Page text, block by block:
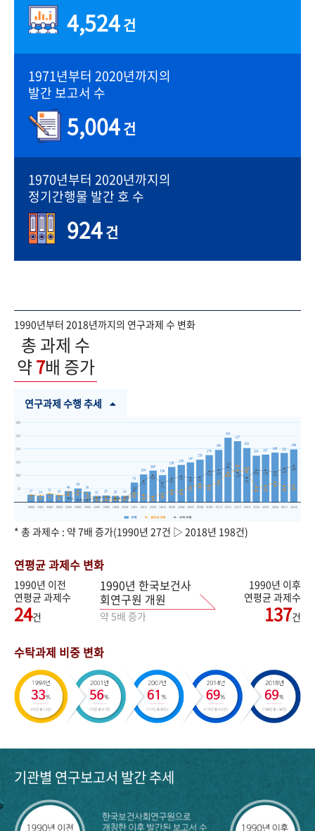
4,524건
1971년부터 2020년까지의
발간 보고서 수
5,004건
1970년부터 2020년까지의
정기간행물 발간 호 수
924건
1990년부터 2018년까지의 연구과제 수 변화
총 과제 수
약7배 증가
연구과제 수행 추세
* 총 과제수 : 약 7배 증가(1990년 27건 ▷ 2018년 198건)
연평균 과제수 변화
1990년 이전
연평균 과제수
24건
1990년 한국보건사
회연구원 개원
약 5배 증가
1990년 이후
연평균 과제수
137건
수탁과제 비중 변화
기관별 연구보고서 발간 추세